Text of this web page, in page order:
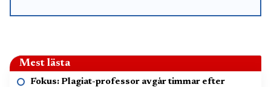
Mest lästa
Fokus: Plagiat-professor avgår timmar efter